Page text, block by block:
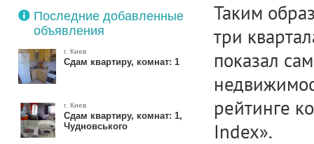
Последние добавленные
объявления
г. Киев
Сдам квартиру, комнат: 1
г. Киев
Сдам квартиру, комнат: 1,
Чудновського
Таким
три
показал
рейтинге
Index».